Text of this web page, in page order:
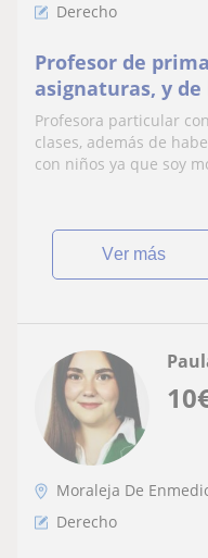
Derecho
Profesor de
asignaturas, y de
lengua, inglés,
ciencia sociales
Profesora particular
clases, además de
con niños ya que soy
ver más
10
Moraleja De
Derecho